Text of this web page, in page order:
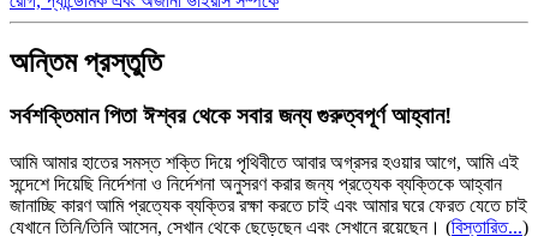
অন্তিম প্রস্তুতি
সর্বশক্তিমান পিতা ঈশ্বর থেকে সবার জন্য গুরুত্বপূর্ণ আহ্বান!
আমি আমার হাতের সমস্ত শক্তি দিয়ে পৃথিবীতে আবার অগ্রসর হওয়ার আগে, আমি এই
সন্দেশে দিয়েছি নির্দেশনা ও নির্দেশনা অনুসরণ করার জন্য প্রত্যেক ব্যক্তিকে আহ্বান
জানাচ্ছি কারণ আমি প্রত্যেক ব্যক্তির রক্ষা করতে চাই এবং আমার ঘরে ফেরত যেতে চাই
যেখানে তিনি/তিনি আসেন, সেখান থেকে ছেড়েছেন এবং সেখানে রয়েছেন। (বিস্তারিত...)